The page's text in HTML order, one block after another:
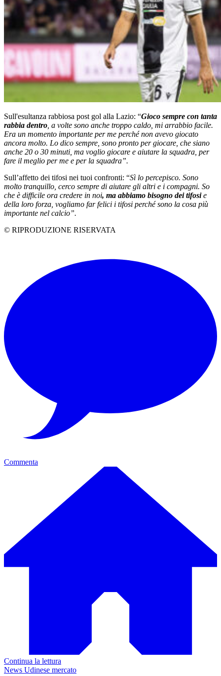
Sull'esultanza rabbiosa post gol alla Lazio: “Gioco sempre con tanta
rabbia dentro , a volte sono anche troppo caldo, mi arrabbio facile.
Era un momento importante per me perché non avevo giocato
ancora molto. Lo dico sempre, sono pronto per giocare, che siano
anche 20 o 30 minuti, ma voglio giocare e aiutare la squadra, per
fare il meglio per me e per la squadra”.
Sull’affetto dei tifosi nei tuoi confronti: “Sì lo percepisco. Sono
molto tranquillo, cerco sempre di aiutare gli altri e i compagni. So
che è difficile ora credere in noi, ma abbiamo bisogno dei tifosie
della loro forza, vogliamo far felici i tifosi perché sono la cosa più
importante nel calcio”.
© RIPRODUZIONE RISERVATA
Commenta
Continua la lettura
News Udinese mercato